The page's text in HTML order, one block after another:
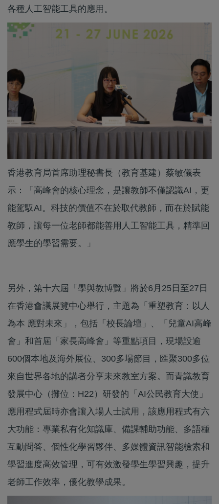
各種人工智能工具的應用。
香港教育局首席助理秘書長（教育基建）蔡敏儀表
示：「高峰會的核心理念，是讓教師不僅認識AI，更
能駕馭AI。科技的價值不在於取代教師，而在於賦能
教師，讓每一位老師都能善用人工智能工具，精準回
應學生的學習需要。」
另外，第十六屆「學與教博覽」將於6月25日至27日
在香港會議展覽中心舉行，主題為「重塑教育：以人
為本 應對未來」，包括「校長論壇」、「兒童AI高峰
會」和首屆「家長高峰會」等重點項目，現場設逾
600個本地及海外展位、300多場節目，匯聚300多位
來自世界各地的講者分享未來教室方案。而青識教育
發展中心（攤位：H22）研發的「AI公民教育大使」
應用程式屆時亦會讓入場人士試用，該應用程式有六
大功能：專業私有化知識庫、備課輔助功能、多語種
互動問答、個性化學習夥伴、多媒體資訊智能檢索和
學習進度高效管理，可有效激發學生學習興趣，提升
老師工作效率，優化教學成果。